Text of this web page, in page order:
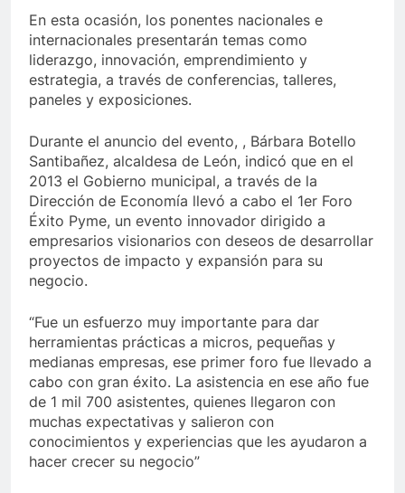
En esta ocasión, los ponentes nacionales e
internacionales presentarán temas como
liderazgo, innovación, emprendimiento y
estrategia, a través de conferencias, talleres,
paneles y exposiciones.
Durante el anuncio del evento, , Bárbara Botello
Santibañez, alcaldesa de León, indicó que en el
2013 el Gobierno municipal, a través de la
Dirección de Economía llevó a cabo el 1er Foro
Éxito Pyme, un evento innovador dirigido a
empresarios visionarios con deseos de desarrollar
proyectos de impacto y expansión para su
negocio.
“Fue un esfuerzo muy importante para dar
herramientas prácticas a micros, pequeñas y
medianas empresas, ese primer foro fue llevado a
cabo con gran éxito. La asistencia en ese año fue
de 1 mil 700 asistentes, quienes llegaron con
muchas expectativas y salieron con
conocimientos y experiencias que les ayudaron a
hacer crecer su negocio”